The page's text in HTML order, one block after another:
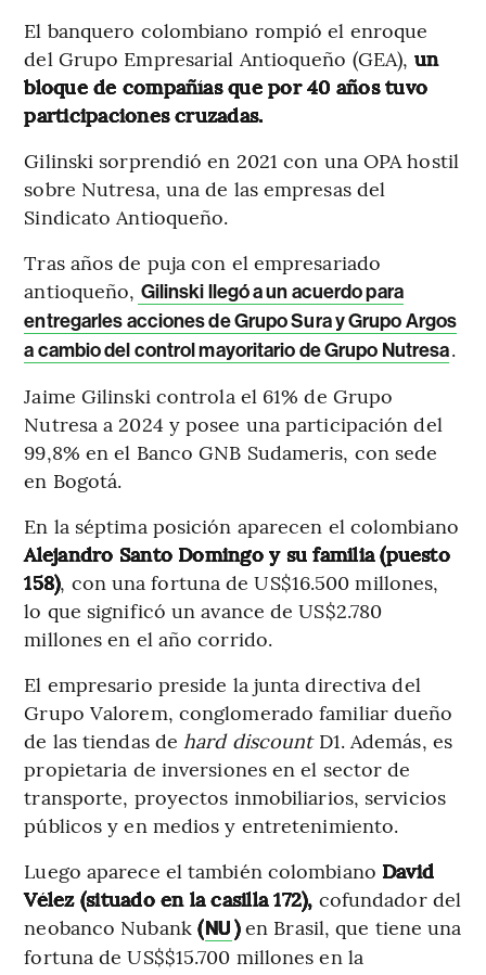
El banquero colombiano rompió el enroque
del Grupo Empresarial Antioqueño (GEA), un
bloque de compañías que por 40 años tuvo
participaciones cruzadas.
Gilinski sorprendió en 2021 con una OPA hostil
sobre Nutresa, una de las empresas del
Sindicato Antioqueño.
Tras años de puja con el empresariado
antioqueño, Gilinski llegó a un acuerdo para
entregarles acciones de Grupo Sura y Grupo Argos
a cambio del control mayoritario de Grupo Nutresa.
Jaime Gilinski controla el 61% de Grupo
Nutresa a 2024 y posee una participación del
99,8% en el Banco GNB Sudameris, con sede
en Bogotá.
En la séptima posición aparecen el colombiano
Alejandro Santo Domingo y su familia (puesto
158), con una fortuna de US$16.500 millones,
lo que significó un avance de US$2.780
millones en el año corrido.
El empresario preside la junta directiva del
Grupo Valorem, conglomerado familiar dueño
de las tiendas de hard discountD1. Además, es
propietaria de inversiones en el sector de
transporte, proyectos inmobiliarios, servicios
públicos y en medios y entretenimiento.
Luego aparece el también colombiano David
Vélez (situado en la casilla 172), cofundador del
neobanco Nubank (NU)en Brasil, que tiene una
fortuna de US$$15.700 millones en la